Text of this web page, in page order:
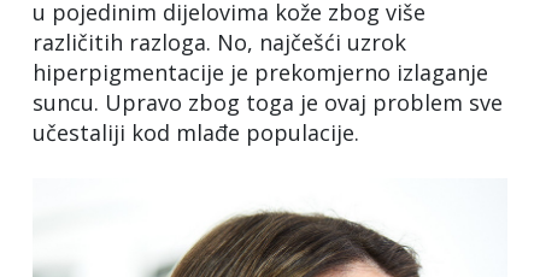
u pojedinim dijelovima kože zbog više
različitih razloga. No, najčešći uzrok
hiperpigmentacije je prekomjerno izlaganje
suncu. Upravo zbog toga je ovaj problem sve
učestaliji kod mlađe populacije.